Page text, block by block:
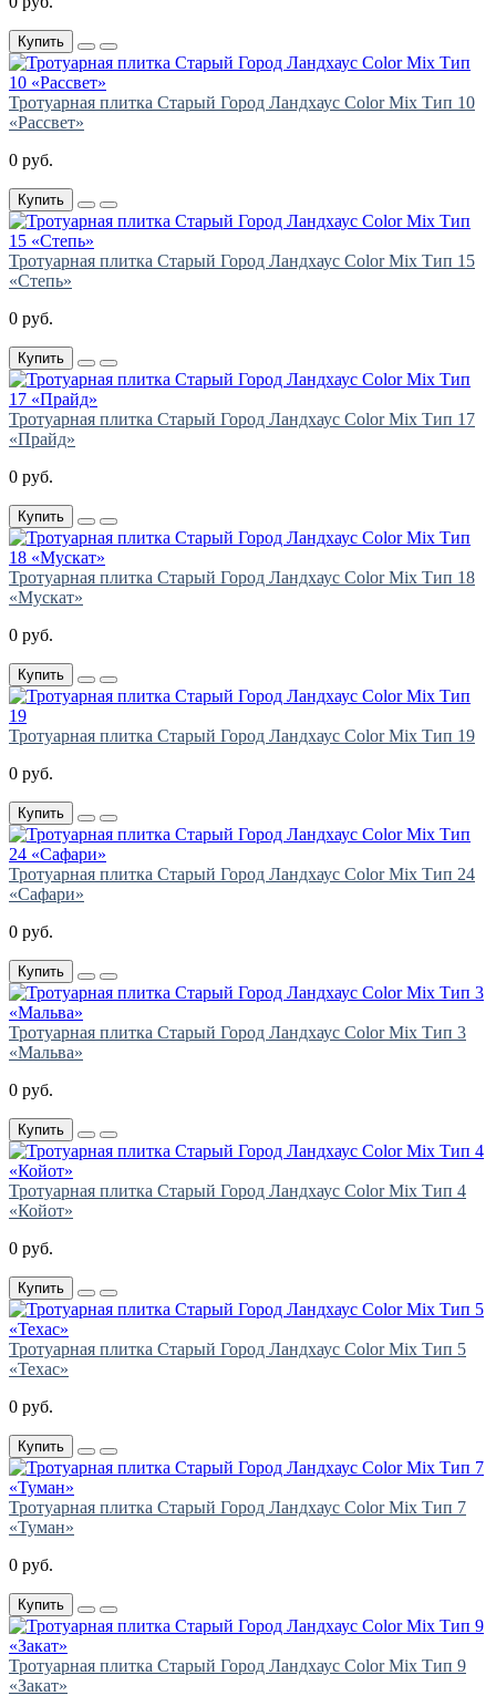
Купить
Тротуарная плитка Старый Город Ландхаус Color Mix Тип 10
«Рассвет»
0 руб.
Купить
Тротуарная плитка Старый Город Ландхаус Color Mix Тип 15
«Степь»
0 руб.
Купить
Тротуарная плитка Старый Город Ландхаус Color Mix Тип 17
«Прайд»
0 руб.
Купить
Тротуарная плитка Старый Город Ландхаус Color Mix Тип 18
«Мускат»
0 руб.
Купить
Тротуарная плитка Старый Город Ландхаус Color Mix Тип 19
0 руб.
Купить
Тротуарная плитка Старый Город Ландхаус Color Mix Тип 24
«Сафари»
0 руб.
Купить
Тротуарная плитка Старый Город Ландхаус Color Mix Тип 3
«Мальва»
0 руб.
Купить
Тротуарная плитка Старый Город Ландхаус Color Mix Тип 4
«Койот»
0 руб.
Купить
Тротуарная плитка Старый Город Ландхаус Color Mix Тип 5
«Техас»
0 руб.
Купить
Тротуарная плитка Старый Город Ландхаус Color Mix Тип 7
«Туман»
0 руб.
Купить
Тротуарная плитка Старый Город Ландхаус Color Mix Тип 9
«Закат»